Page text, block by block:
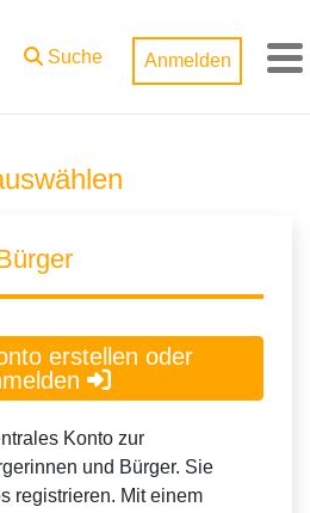
Suche
Anmelden
erstellen oder
Konto zur
und Bürger. Sie
registrieren. Mit einem